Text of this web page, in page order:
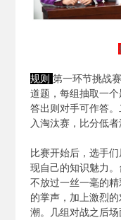
规则 第一环节挑战
道题，每组抽取一
答出则对手可作答
入淘汰赛，比分低者
比赛开始后，选手
现自己的知识魅力
不放过一丝一毫的
的掌声，加上激烈
潮。几组对战之后